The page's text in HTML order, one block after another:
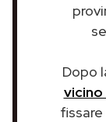
Dopo
vicino